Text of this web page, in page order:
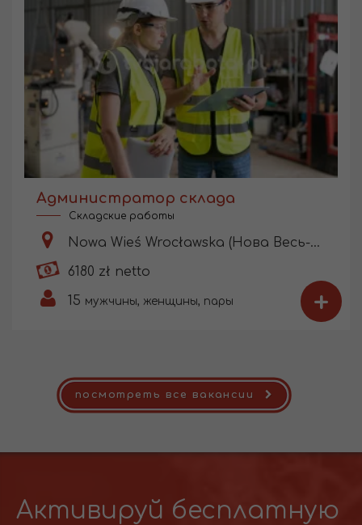
Администратор склада
Складские работы
Nowa Wieś Wrocławska (Нова Весь-Вроцлавська)
6180 zł netto
15 мужчины, женщины, пары +
посмотреть все вакансии
Активируй бесплатную